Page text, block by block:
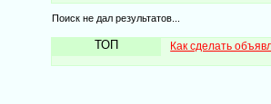
Поиск не дал результатов...
ТОП Как сделать